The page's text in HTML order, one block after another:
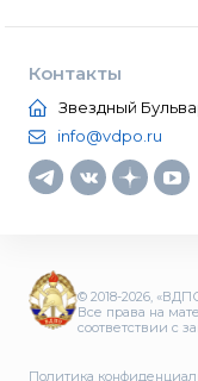
Контакты
Звездный
info@vdpo.ru
© 2018-2026,
Все права на
соответствии с
Политика